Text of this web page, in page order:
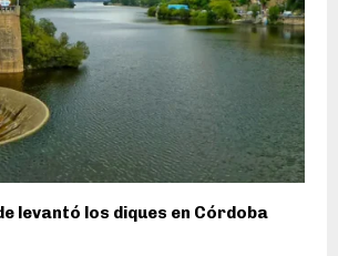
levantó los diques en Córdoba